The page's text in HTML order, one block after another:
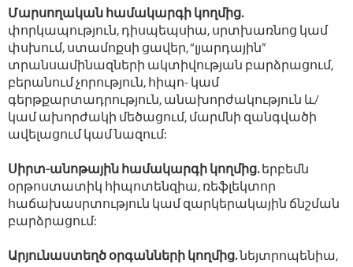
Մարսողական համակարգի կողմից.
փորկապություն, դիսպեպսիա, սրտխառնոց կամ
փսխում, ստամոքսի ցավեր, “լյարդային”
տրանսամինազների ակտիվության բարձրացում,
բերանում չորություն, հիպո- կամ
գերթքարտադրություն, անախորժակություն և/
կամ ախորժակի մեծացում, մարմնի զանգվածի
ավելացում կամ նազում:
Սիրտ-անոթային համակարգի կողմից.երբեմն
օրթոստատիկ հիպոտենզիա, ռեֆլեկտոր
հաճախասրտություն կամ զարկերակային ճնշման
բարձրացում:
Արյունաստեղծ օրգանների կողմից.նեյտրոպենիա,